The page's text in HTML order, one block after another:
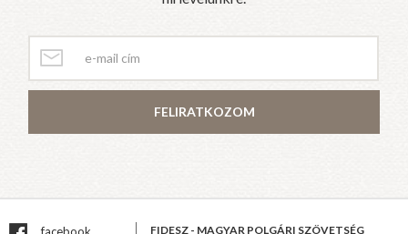
FELIRATKOZOM
facebook FIDESZ - MAGYAR POLGÁRI SZÖVETSÉG